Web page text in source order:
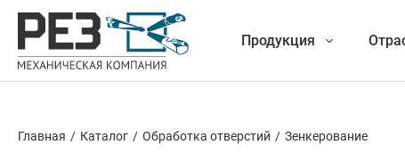
Продукция
Главная / Каталог / Обработка отверстий / Зенкерование